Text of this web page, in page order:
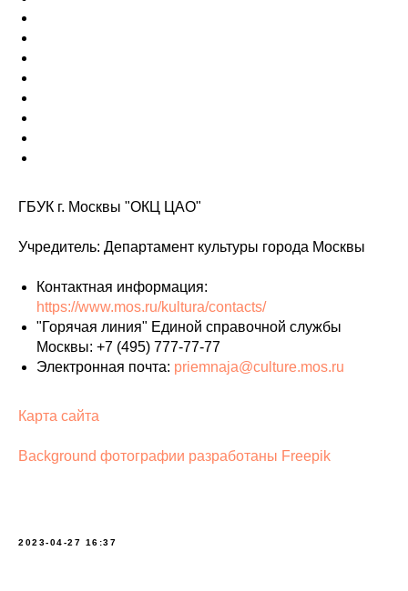
ГБУК г. Москвы "ОКЦ ЦАО"
Учредитель: Департамент культуры города Москвы
Контактная информация:
https://www.mos.ru/kultura/contacts/
"Горячая линия" Единой справочной службы
Москвы: +7 (495) 777-77-77
Электронная почта: priemnaja@culture.mos.ru
Карта сайта
Background фотографии разработаны Freepik
2023-04-27 16:37